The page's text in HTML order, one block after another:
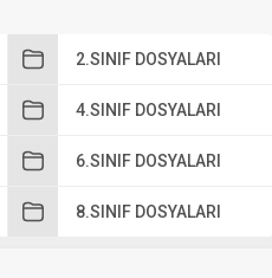
2.SINIF DOSYALARI
4.SINIF DOSYALARI
6.SINIF DOSYALARI
8.SINIF DOSYALARI